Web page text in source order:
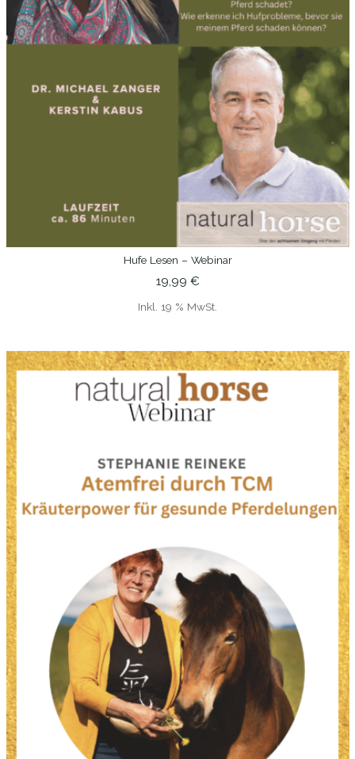
IN DEN WARENKORB
Hufe Lesen – Webinar
19,99 €
Inkl. 19 % MwSt.